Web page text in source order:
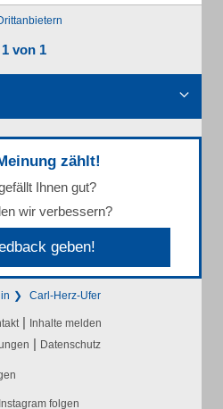
1 von 1
zählt!
Ihnen gut?
wir verbessern?
geben!
Carl-Herz-Ufer
| Inhalte melden
| Datenschutz
folgen